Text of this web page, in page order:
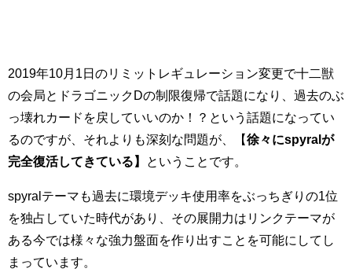
2019年10月1日のリミットレギュレーション変更で十二獣
の会局とドラゴニックDの制限復帰で話題になり、過去のぶ
っ壊れカードを戻していいのか！？という話題になってい
るのですが、それよりも深刻な問題が、【徐々にspyralが
完全復活してきている】
ということです。
spyralテーマも過去に環境デッキ使用率をぶっちぎりの1位
を独占していた時代があり、その展開力はリンクテーマが
ある今では様々な強力盤面を作り出すことを可能にしてし
まっています。